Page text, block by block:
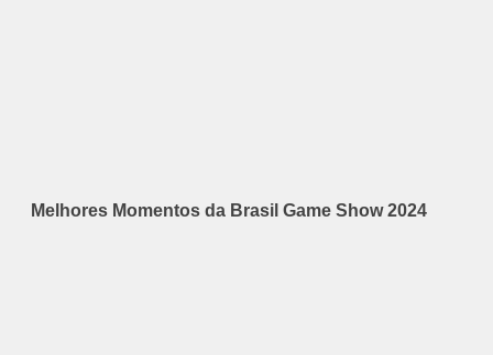
Melhores Momentos da Brasil Game Show 2024